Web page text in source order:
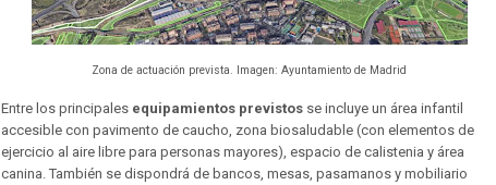
Zona de actuación prevista. Imagen: Ayuntamiento de Madrid
Entre los principales equipamientos previstos se incluye un área infantil
accesible con pavimento de caucho, zona biosaludable (con elementos de
ejercicio al aire libre para personas mayores), espacio de calistenia y área
canina. También se dispondrá de bancos, mesas, pasamanos y mobiliario